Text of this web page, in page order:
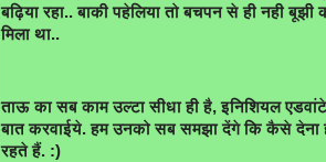
बढ़िया रहा.. बाकी पहेलिया तो बचपन से ही नही
मिला था..
ताऊ का सब काम उल्टा सीधा ही है, इनिशियल
बात करवाईये. हम उनको सब समझा देंगे कि कैसे देना
रहते हैं. :)